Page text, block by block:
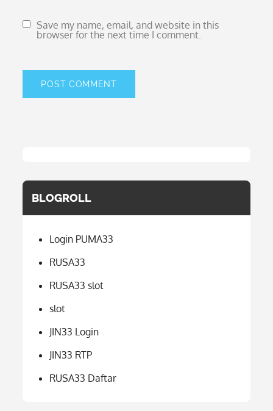
Save my name, email, and website in this
browser for the next time I comment.
BLOGROLL
Login PUMA33
RUSA33
RUSA33 slot
slot
JIN33 Login
JIN33 RTP
RUSA33 Daftar